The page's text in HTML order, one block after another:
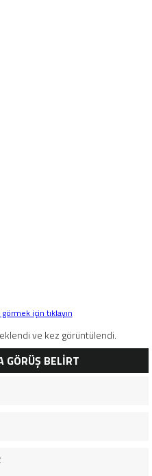
için tıklayın
ve kez görüntülendi.
GÖRÜŞ BELİRT